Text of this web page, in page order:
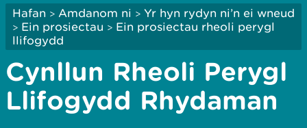
Hafan > Amdanom ni > Yr hyn rydyn ni’n ei wneud
> Ein prosiectau > Ein prosiectau rheoli perygl
llifogydd
Cynllun Rheoli Perygl
Llifogydd Rhydaman